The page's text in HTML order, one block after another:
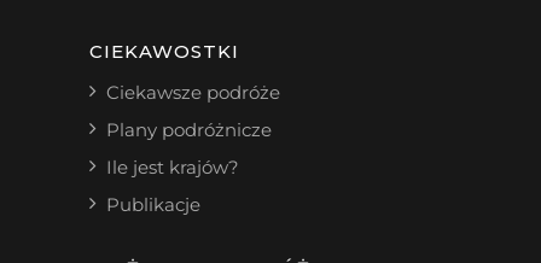
CIEKAWOSTKI
Ciekawsze podróże
Plany podróżnicze
Ile jest krajów?
Publikacje